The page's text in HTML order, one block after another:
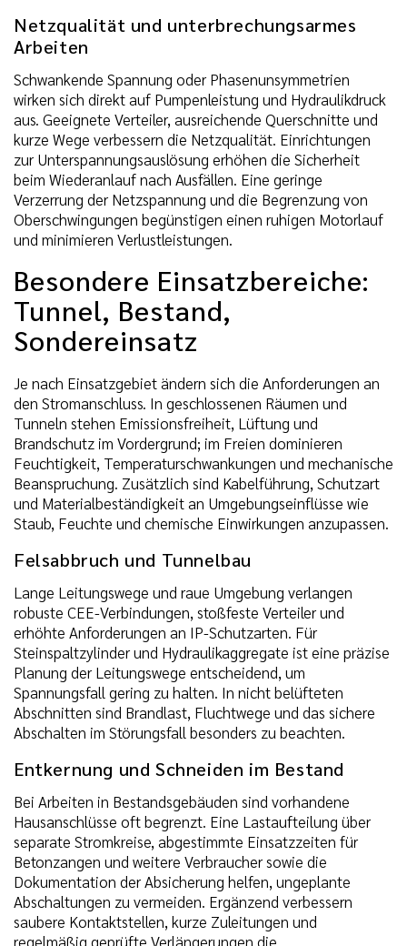
Netzqualität und unterbrechungsarmes
Arbeiten
Schwankende Spannung oder Phasenunsymmetrien
wirken sich direkt auf Pumpenleistung und Hydraulikdruck
aus. Geeignete Verteiler, ausreichende Querschnitte und
kurze Wege verbessern die Netzqualität. Einrichtungen
zur Unterspannungsauslösung erhöhen die Sicherheit
beim Wiederanlauf nach Ausfällen. Eine geringe
Verzerrung der Netzspannung und die Begrenzung von
Oberschwingungen begünstigen einen ruhigen Motorlauf
und minimieren Verlustleistungen.
Besondere Einsatzbereiche:
Tunnel, Bestand,
Sondereinsatz
Je nach Einsatzgebiet ändern sich die Anforderungen an
den Stromanschluss. In geschlossenen Räumen und
Tunneln stehen Emissionsfreiheit, Lüftung und
Brandschutz im Vordergrund; im Freien dominieren
Feuchtigkeit, Temperaturschwankungen und mechanische
Beanspruchung. Zusätzlich sind Kabelführung, Schutzart
und Materialbeständigkeit an Umgebungseinflüsse wie
Staub, Feuchte und chemische Einwirkungen anzupassen.
Felsabbruch und Tunnelbau
Lange Leitungswege und raue Umgebung verlangen
robuste CEE-Verbindungen, stoßfeste Verteiler und
erhöhte Anforderungen an IP-Schutzarten. Für
Steinspaltzylinder und Hydraulikaggregate ist eine präzise
Planung der Leitungswege entscheidend, um
Spannungsfall gering zu halten. In nicht belüfteten
Abschnitten sind Brandlast, Fluchtwege und das sichere
Abschalten im Störungsfall besonders zu beachten.
Entkernung und Schneiden im Bestand
Bei Arbeiten in Bestandsgebäuden sind vorhandene
Hausanschlüsse oft begrenzt. Eine Lastaufteilung über
separate Stromkreise, abgestimmte Einsatzzeiten für
Betonzangen und weitere Verbraucher sowie die
Dokumentation der Absicherung helfen, ungeplante
Abschaltungen zu vermeiden. Ergänzend verbessern
saubere Kontaktstellen, kurze Zuleitungen und
regelmäßig geprüfte Verlängerungen die